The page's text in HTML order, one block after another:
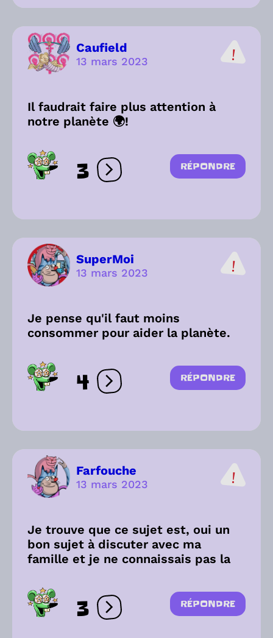
Caufield
13 mars 2023
Il faudrait faire plus attention à
notre planète 🌍!
3 Ouvrir les réactions
RÉPONDRE
SuperMoi
13 mars 2023
Je pense qu'il faut moins
consommer pour aider la planète.
4 Ouvrir les réactions
RÉPONDRE
Farfouche
13 mars 2023
Je trouve que ce sujet est, oui un
bon sujet à discuter avec ma
famille et je ne connaissais pas la
3 Ouvrir les réactions
RÉPONDRE